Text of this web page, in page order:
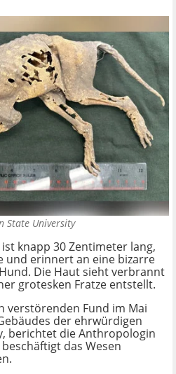
State University
knapp 30 Zentimeter lang,
und erinnert an eine bizarre
Die Haut sieht verbrannt
grotesken Fratze entstellt.
verstörenden Fund im Mai
der ehrwürdigen
berichtet die Anthropologin
das Wesen